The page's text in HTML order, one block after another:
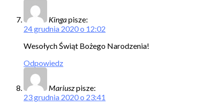
Kingapisze:
24 grudnia 2020 o 12:02
Wesołych Świąt Bożego Narodzenia!
Odpowiedz
Mariuszpisze:
23 grudnia 2020 o 23:41